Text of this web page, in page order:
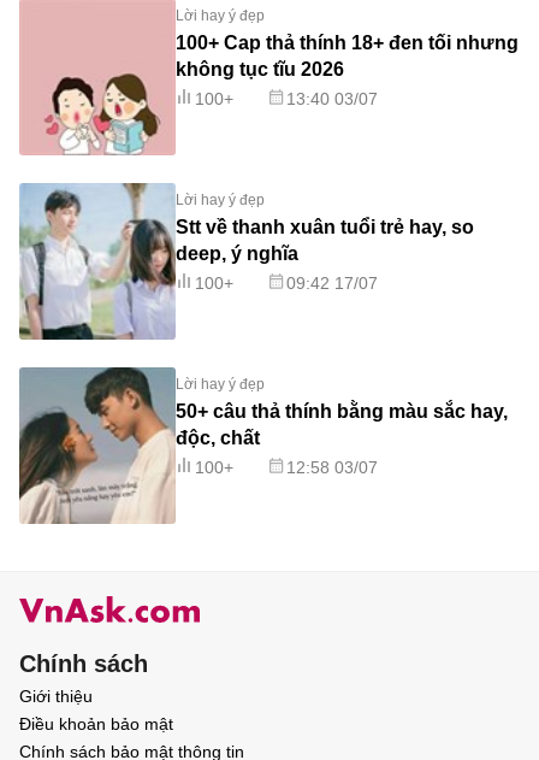
Lời hay ý đẹp
100+ Cap thả thính 18+ đen tối nhưng
không tục tĩu 2026
100+ 13:40 03/07
Lời hay ý đẹp
Stt về thanh xuân tuổi trẻ hay, so
deep, ý nghĩa
100+ 09:42 17/07
Lời hay ý đẹp
50+ câu thả thính bằng màu sắc hay,
độc, chất
100+ 12:58 03/07
Chính sách
Giới thiệu
Điều khoản bảo mật
Chính sách bảo mật thông tin